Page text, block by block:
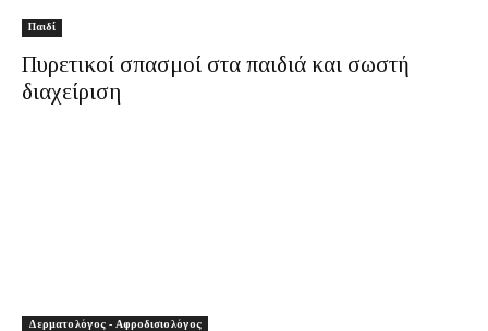
Παιδί
Πυρετικοί σπασμοί στα παιδιά και σωστή
διαχείριση
Δερματολόγος - Αφροδισιολόγος